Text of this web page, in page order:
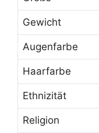
Gewicht
Augenfarbe
Haarfarbe
Ethnizität
Religion